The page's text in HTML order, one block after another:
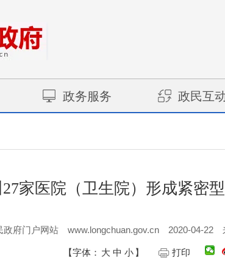
政务服务 政民互
家医院（卫生院）形成紧密
政府门户网站 www.longchuan.gov.cn 2020-04-22
【字体： 大 中 小 】 打印